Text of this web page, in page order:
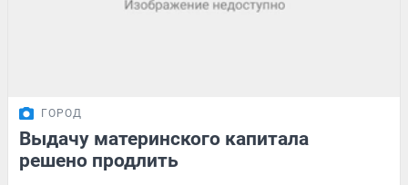
ГОРОД
Выдачу материнского капитала
решено продлить